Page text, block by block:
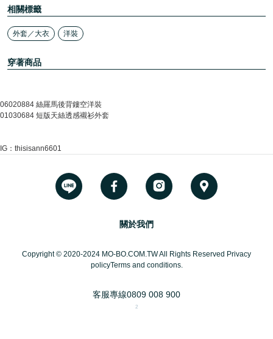
相關標籤
外套／大衣 洋裝
穿著商品
06020884 絲羅馬後背鏤空洋裝
01030684 短版天絲透感襯衫外套
IG：thisisann6601
關於我們
Copyright © 2020-2024 MO-BO.COM.TW All Rights Reserved Privacy
policyTerms and conditions.
客服專線0809 008 900
2